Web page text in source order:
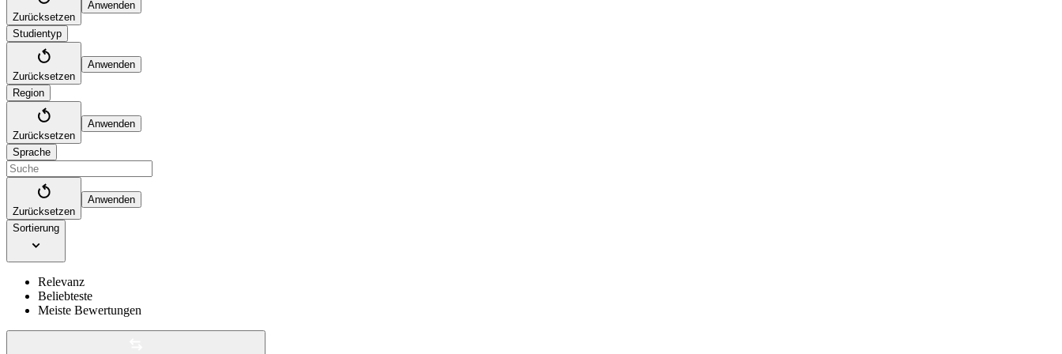
Zurücksetzen
Anwenden
Studientyp
Zurücksetzen
Anwenden
Region
Zurücksetzen
Anwenden
Sprache
Zurücksetzen
Anwenden
Sortierung
Relevanz
Beliebteste
Meiste Bewertungen